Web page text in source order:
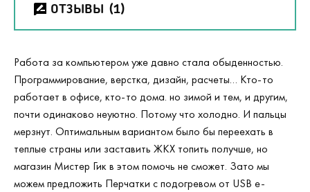
ОТЗЫВЫ (1)
Работа за компьютером уже давно стала обыденностью.
Программирование, верстка, дизайн, расчеты… Кто-то
работает в офисе, кто-то дома. но зимой и тем, и другим,
почти одинаково неуютно. Потому что холодно. И пальцы
мерзнут. Оптимальным вариантом было бы переехать в
теплые страны или заставить ЖКХ топить получше, но
магазин Мистер Гик в этом помочь не сможет. Зато мы
можем предложить Перчатки с подогревом от USB e-